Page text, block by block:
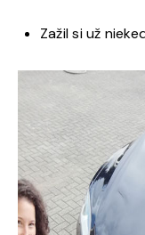
Zažil si už